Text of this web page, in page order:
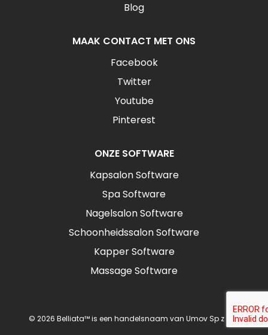
Blog
MAAK CONTACT MET ONS
Facebook
Twitter
Youtube
Pinterest
ONZE SOFTWARE
Kapsalon Software
Spa Software
Nagelsalon Software
Schoonheidssalon Software
Kapper Software
Massage Software
© 2026 Belliata™ is een handelsnaam van Umov Sp z o.o.